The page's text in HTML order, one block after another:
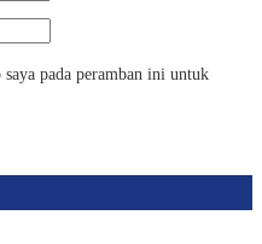
pada peramban ini untuk